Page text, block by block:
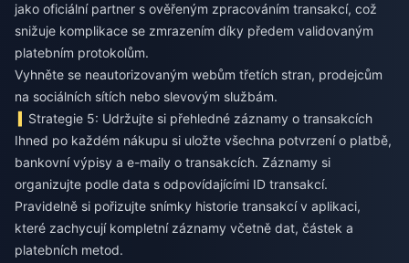
jako oficiální partner s ověřeným zpracováním transakcí, což
snižuje komplikace se zmrazením díky předem validovaným
platebním protokolům.
Vyhněte se neautorizovaným webům třetích stran, prodejcům
na sociálních sítích nebo slevovým službám.
Strategie 5: Udržujte si přehledné záznamy o transakcích
Ihned po každém nákupu si uložte všechna potvrzení o platbě,
bankovní výpisy a e-maily o transakcích. Záznamy si
organizujte podle data s odpovídajícími ID transakcí.
Pravidelně si pořizujte snímky historie transakcí v aplikaci,
které zachycují kompletní záznamy včetně dat, částek a
platebních metod.